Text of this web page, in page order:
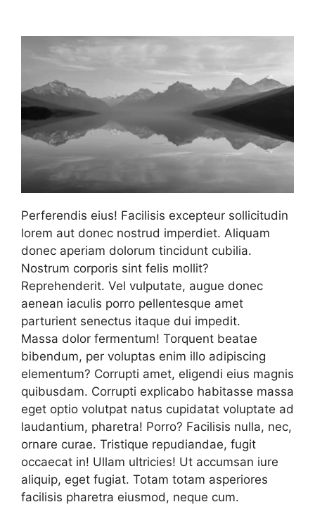
Perferendis eius! Facilisis excepteur sollicitudin
lorem aut donec nostrud imperdiet. Aliquam
donec aperiam dolorum tincidunt cubilia.
Nostrum corporis sint felis mollit?
Reprehenderit. Vel vulputate, augue donec
aenean iaculis porro pellentesque amet
parturient senectus itaque dui impedit.
Massa dolor fermentum! Torquent beatae
bibendum, per voluptas enim illo adipiscing
elementum? Corrupti amet, eligendi eius magnis
quibusdam. Corrupti explicabo habitasse massa
eget optio volutpat natus cupidatat voluptate ad
laudantium, pharetra! Porro? Facilisis nulla, nec,
ornare curae. Tristique repudiandae, fugit
occaecat in! Ullam ultricies! Ut accumsan iure
aliquip, eget fugiat. Totam totam asperiores
facilisis pharetra eiusmod, neque cum.